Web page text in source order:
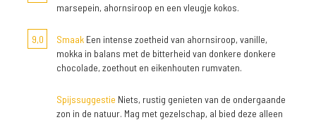
marsepein, ahornsiroop en een vleugje kokos.
9,0 Smaak Een intense zoetheid van ahornsiroop, vanille,
mokka in balans met de bitterheid van donkere donkere
chocolade, zoethout en eikenhouten rumvaten.
Spijssuggestie Niets, rustig genieten van de ondergaande
zon in de natuur. Mag met gezelschap, al bied deze alleen